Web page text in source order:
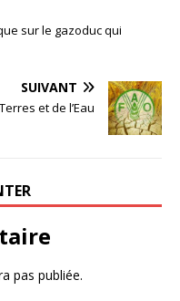
sur le gazoduc qui
SUIVANT
et de l’Eau
pas publiée.